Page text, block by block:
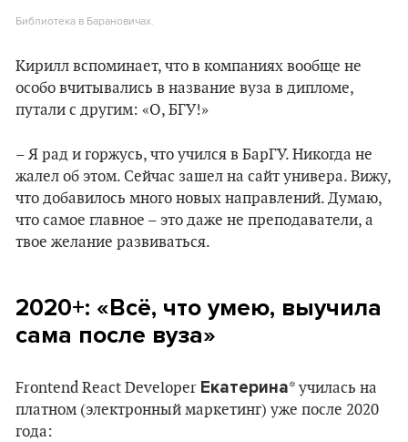
Библиотека в Барановичах.
Кирилл вспоминает, что в компаниях вообще не
особо вчитывались в название вуза в дипломе,
путали с другим: «О, БГУ!»
– Я рад и горжусь, что учился в БарГУ. Никогда не
жалел об этом. Сейчас зашел на сайт универа. Вижу,
что добавилось много новых направлений. Думаю,
что самое главное – это даже не преподаватели, а
твое желание развиваться.
2020+: «Всё, что умею, выучила
сама после вуза»
Frontend React Developer Екатерина* училась на
платном (электронный маркетинг) уже после 2020
года: